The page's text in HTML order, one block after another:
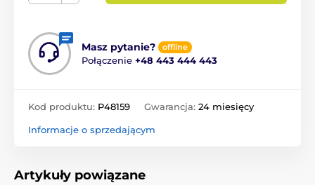
Masz pytanie? offline
Połączenie +48 443 444 443
Kod produktu: P48159 Gwarancja: 24 miesięcy
Informacje o sprzedającym
Artykuły powiązane